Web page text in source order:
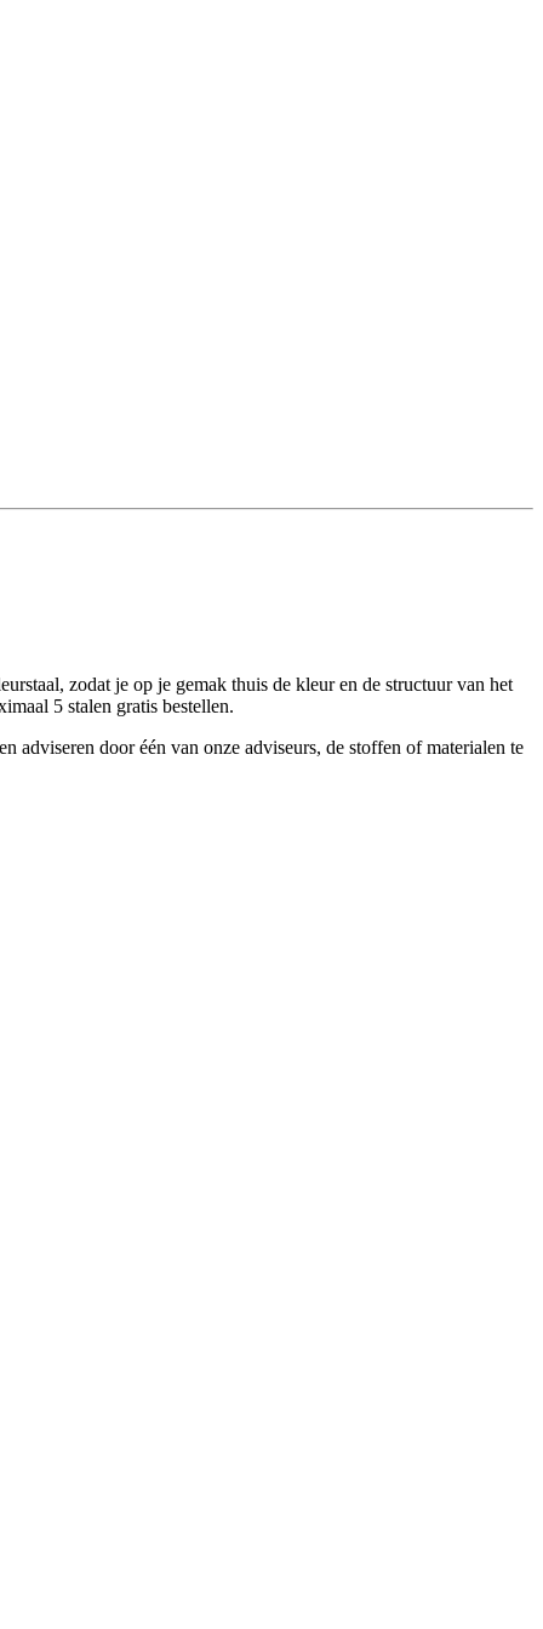
zodat je op je gemak thuis de kleur en de structuur van het
5 stalen gratis bestellen.
door één van onze adviseurs, de stoffen of materialen te